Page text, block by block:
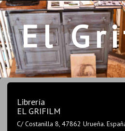
El
Librería
EL GRIFILM
C/ Costanilla 8, 47862 Urueña.